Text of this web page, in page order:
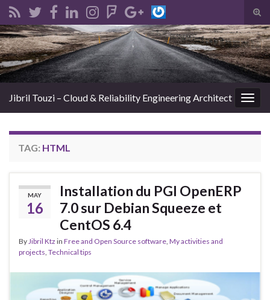
Search for:
Jibril Touzi – Cloud & Reliability Engineering Architect
TAG: HTML
MAY
16
Installation du PGI OpenERP
7.0 sur Debian Squeeze et
CentOS 6.4
By Jibril Ktz in Free and Open Source software My activities and
projects Technical tips